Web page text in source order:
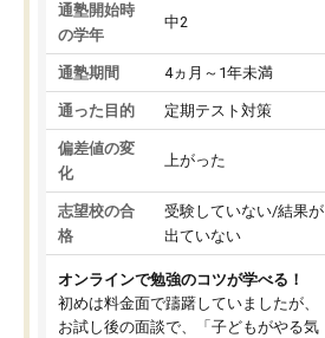
通塾開始時
の学年
中2
通塾期間 4ヵ月～1年未満
通った目的 定期テスト対策
偏差値の変
化
上がった
志望校の合
格
受験していない/結果が
出ていない
オンラインで勉強のコツが学べる！
初めは料金面で躊躇していましたが、
お試し後の面談で、「子どもがやる気